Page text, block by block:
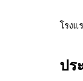
โรงแ
ปร